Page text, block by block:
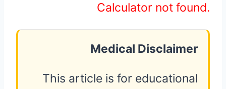
Calculator not found.
Medical Disclaimer
This article is for educational